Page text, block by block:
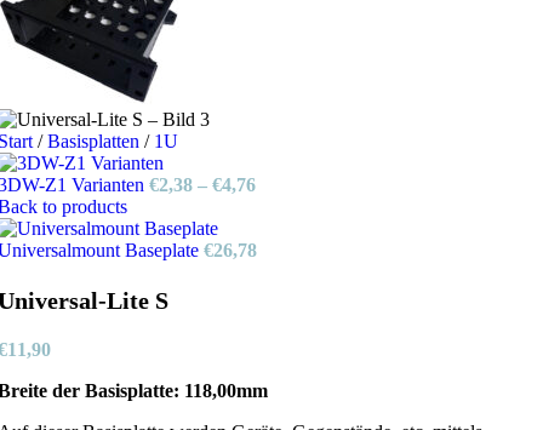
/ Basisplatten / 1U
Z1 Varianten €2,38 – €4,76
to products
Baseplate €26,78
Lite S
11,90
der Basisplatte: 118,00mm